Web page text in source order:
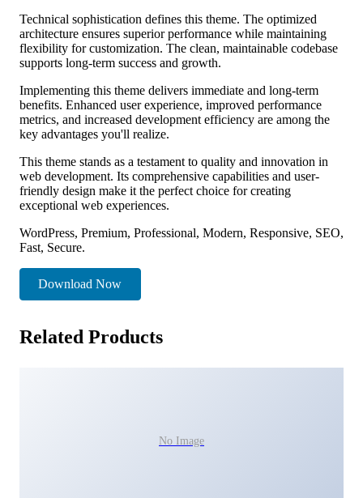
Technical sophistication defines this theme. The optimized
architecture ensures superior performance while maintaining
flexibility for customization. The clean, maintainable codebase
supports long-term success and growth.
Implementing this theme delivers immediate and long-term
benefits. Enhanced user experience, improved performance
metrics, and increased development efficiency are among the
key advantages you'll realize.
This theme stands as a testament to quality and innovation in
web development. Its comprehensive capabilities and user-
friendly design make it the perfect choice for creating
exceptional web experiences.
WordPress, Premium, Professional, Modern, Responsive, SEO,
Fast, Secure.
Download Now
Related Products
No Image